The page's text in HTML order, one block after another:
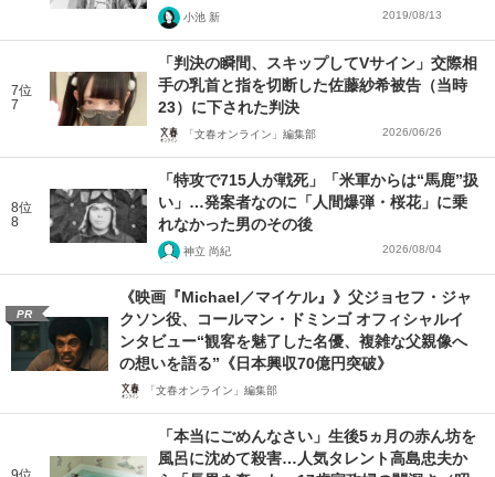
小池 新 2019/08/13
7位
7
「判決の瞬間、スキップしてVサイン」交際相
手の乳首と指を切断した佐藤紗希被告（当時
23）に下された判決
「文春オンライン」編集部 2026/06/26
8位
8
「特攻で715人が戦死」「米軍からは“馬鹿”扱
い」…発案者なのに「人間爆弾・桜花」に乗
れなかった男のその後
神立 尚紀 2026/08/04
PR
《映画『Michael／マイケル』》父ジョセフ・ジャ
クソン役、コールマン・ドミンゴ オフィシャルイ
ンタビュー“観客を魅了した名優、複雑な父親像へ
の想いを語る”《日本興収70億円突破》
「文春オンライン」編集部
「本当にごめんなさい」生後5ヵ月の赤ん坊を
風呂に沈めて殺害…人気タレント高島忠夫か